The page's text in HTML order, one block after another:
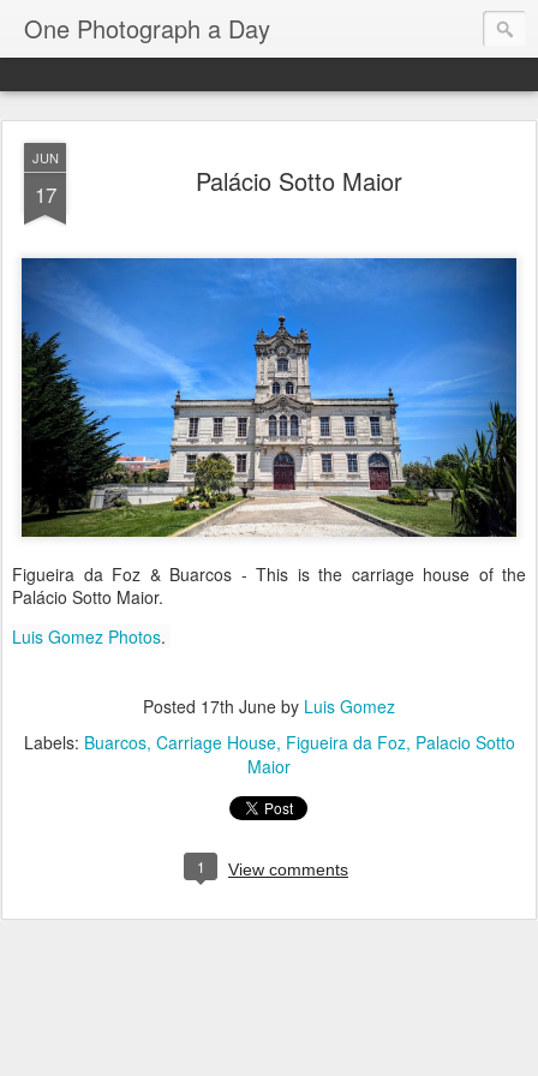
One Photograph a Day
JUN
17 Palácio Sotto Maior
Figueira da Foz & Buarcos - This is the carriage house of the
Palácio Sotto Maior.
Luis Gomez Photos.
Posted 17th June by Luis Gomez
Labels: Buarcos Carriage House Figueira da Foz Palacio Sotto
Maior
1 View comments